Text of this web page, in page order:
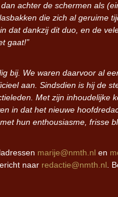
achter de schermen als
die zich al geruime
dat dankzij dit duo, en de
gaat!”
bij. We waren daarvoor al
aan. Sindsdien is hij de
Met zijn inhoudelijke
in dat het nieuwe
hun enthousiasme, frisse
marije@nmth.nl en
naar redactie@nmth.nl .
Iron Jinn
Futurist en